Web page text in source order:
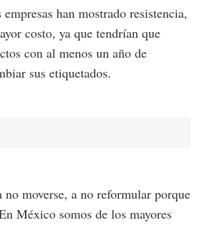
han mostrado resistencia,
costo, ya que tendrían que
con al menos un año de
sus etiquetados.
no moverse, a no reformular porque
México somos de los mayores